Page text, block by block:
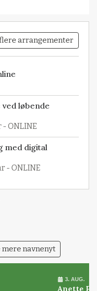
arrangementer
løbende
ONLINE
med digital
- ONLINE
mere navnenyt
3. AUG.
Anette